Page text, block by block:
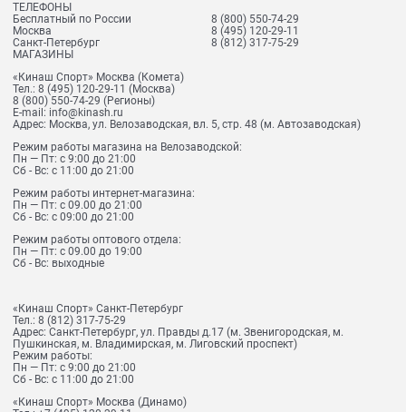
ТЕЛЕФОНЫ
Бесплатный по России
8 (800) 550-74-29
Москва
8 (495) 120-29-11
Санкт-Петербург
8 (812) 317-75-29
МАГАЗИНЫ
«Кинаш Спорт» Москва (Комета)
Тел.: 8 (495) 120-29-11 (Москва)
8 (800) 550-74-29 (Регионы)
E-mail: info@kinash.ru
Адрес: Москва, ул. Велозаводская, вл. 5, стр. 48 (м. Автозаводская)
Режим работы магазина на Велозаводской:
Пн — Пт: с 9:00 до 21:00
Сб - Вс: с 11:00 до 21:00
Режим работы интернет-магазина:
Пн — Пт: с 09.00 до 21:00
Сб - Вс: с 09:00 до 21:00
Режим работы оптового отдела:
Пн — Пт: с 09.00 до 19:00
Сб - Вс: выходные
«Кинаш Спорт» Санкт-Петербург
Тел.: 8 (812) 317-75-29
Адрес: Санкт-Петербург, ул. Правды д.17 (м. Звенигородская, м.
Пушкинская, м. Владимирская, м. Лиговский проспект)
Режим работы:
Пн — Пт: с 9:00 до 21:00
Сб - Вс: с 11:00 до 21:00
«Кинаш Спорт» Москва (Динамо)